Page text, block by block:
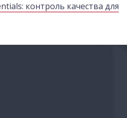
контроль качества для